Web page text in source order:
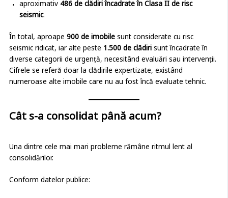
aproximativ 486 de clădiri încadrate în Clasa II de risc
seismic.
În total, aproape 900 de imobile sunt considerate cu risc
seismic ridicat, iar alte peste 1.500 de clădiri sunt încadrate în
diverse categorii de urgență, necesitând evaluări sau intervenții.
Cifrele se referă doar la clădirile expertizate, existând
numeroase alte imobile care nu au fost încă evaluate tehnic.
Cât s-a consolidat până acum?
Una dintre cele mai mari probleme rămâne ritmul lent al
consolidărilor.
Conform datelor publice: